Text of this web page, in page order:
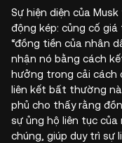
Sự hiện diện của
động kép: củng cố
“đồng tiền của nhân
nhận nó bằng cách
hưởng trong cải cách
liên kết bất thường
phủ cho thấy rằng
sự ủng hộ liên tục
chúng, giúp duy trì sự